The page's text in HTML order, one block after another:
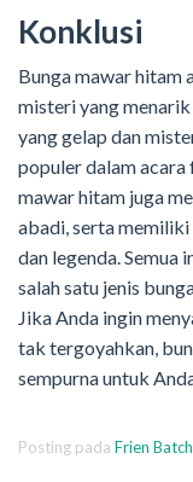
Konklusi
Bunga mawar hitam
misteri yang
yang gelap dan
populer dalam acara
mawar hitam juga
abadi, serta
dan legenda. Semua
salah satu jenis
Jika Anda ingin
tak tergoyahkan,
sempurna untuk
Posting pada Frien